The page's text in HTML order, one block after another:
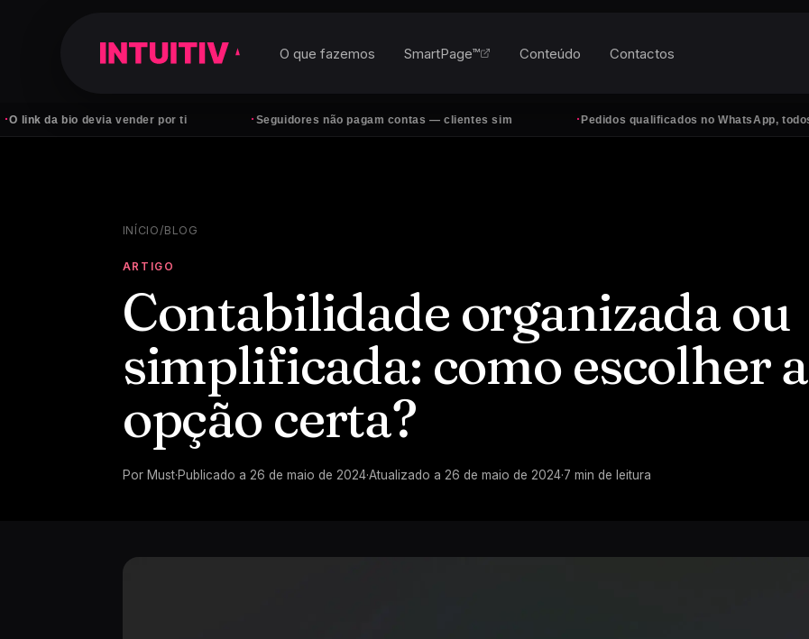
bio devia vender por ti Seguidores não pagam contas — clientes sim Pedidos qualificados no WhatsApp, todos os dias
O que fazemos SmartPage™ Conteúdo Contactos
INÍCIO/BLOG
ARTIGO
Contabilidade organizada ou
simplificada: como escolher a
opção certa?
Por Must·Publicado a 26 de maio de 2024·Atualizado a 26 de maio de 2024·7 min de leitura